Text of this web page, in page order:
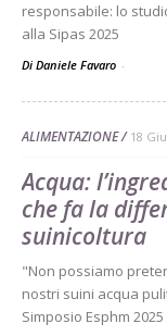
responsabile: lo
alla Sipas 2025
Di Daniele Favaro -
ALIMENTAZIONE 18
Acqua:
che fa la
suinicoltura
"Non possiamo
nostri suini acqua
Simposio Esphm